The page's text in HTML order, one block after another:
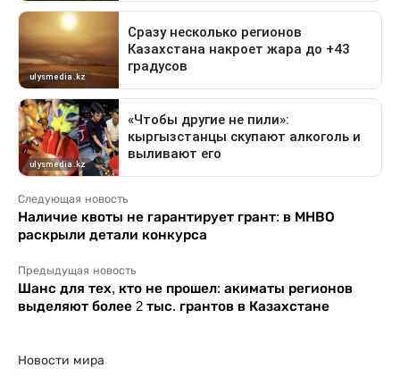
Следующая новость
Наличие квоты не гарантирует грант: в МНВО
раскрыли детали конкурса
Предыдущая новость
Шанс для тех, кто не прошел: акиматы регионов
выделяют более 2 тыс. грантов в Казахстане
Новости мира